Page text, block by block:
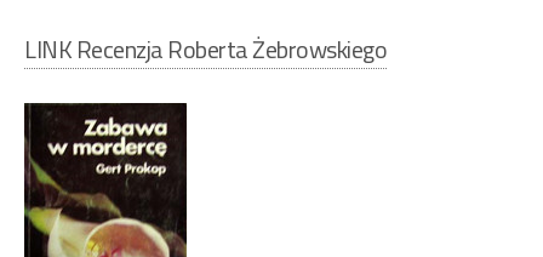
LINK Recenzja Roberta Żebrowskiego